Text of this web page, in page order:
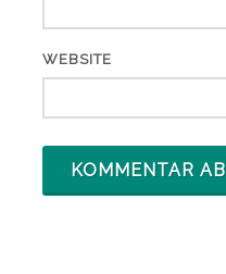
WEBSITE